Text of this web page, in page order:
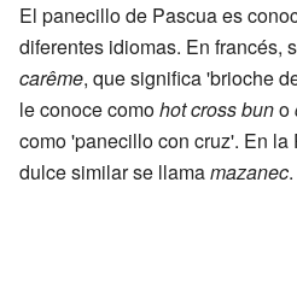
El panecillo de Pascua es
diferentes idiomas. En francés,
carême, que significa 'brioche
le conoce comohot cross buno
como 'panecillo con cruz'. En
dulce similar se llamamazanec.